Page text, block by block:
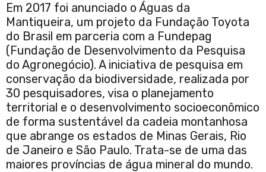
Em 2017 foi anunciado o Águas da
Mantiqueira, um projeto da Fundação Toyota
do Brasil em parceria com a Fundepag
(Fundação de Desenvolvimento da Pesquisa
do Agronegócio). A iniciativa de pesquisa em
conservação da biodiversidade, realizada por
30 pesquisadores, visa o planejamento
territorial e o desenvolvimento socioeconômico
de forma sustentável da cadeia montanhosa
que abrange os estados de Minas Gerais, Rio
de Janeiro e São Paulo. Trata-se de uma das
maiores províncias de água mineral do mundo.